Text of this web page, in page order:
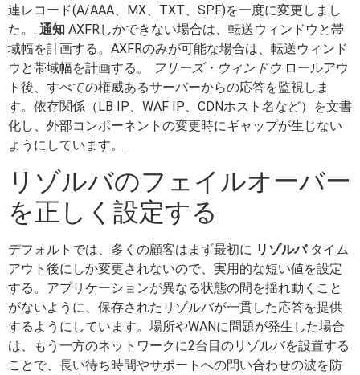
連レコード(A/AAA、MX、TXT、SPF)を一度に変更しまし
た。. 通知 AXFRしかできない場合は、転送ウィンドウと帯
域幅を計画する。AXFRのみが可能な場合は、転送ウィンド
ウと帯域幅を計画する。
フリーズ・ウィンドウ ロールアウ
ト後、すべての権威あるサーバーからの応答を監視しま
す。依存関係（LB IP、WAF IP、CDNホスト名など）を文書
化し、外部コンポーネントの変更時にギャップが生じない
ようにしています。.
リゾルバのフェイルオーバー
を正しく設定する
デフォルトでは、多くの顧客はまず最初に リゾルバタイム
アウト後にしか変更されないので、実用的な短い値を設定
する。アプリケーションが異なる状態の間を揺れ動くこと
がないように、保存されたリゾルバが一貫した応答を提供
するようにしています。場所やWANに問題が発生した場合
は、もう一方のネットワークに2台目のリゾルバを設置する
ことで、長い待ち時間やサポートへの問い合わせの波を防